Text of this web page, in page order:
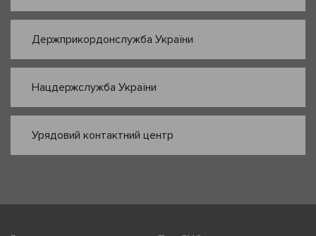
Держприкордонслужба України
Нацдержслужба України
Урядовий контактний центр